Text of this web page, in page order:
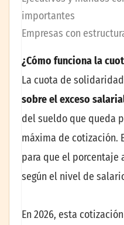
importantes
Empresas con
¿Cómo funciona la
La cuota de
sobre el exceso
del sueldo que queda
máxima de cotización.
para que el porcentaje
según el nivel de
En 2026, esta